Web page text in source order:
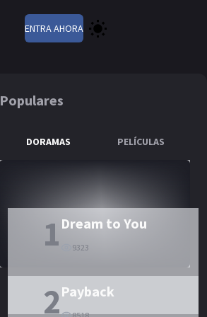
ENTRA AHORA
Populares
DORAMAS PELÍCULAS
1 Dream to You
9323
2Payback